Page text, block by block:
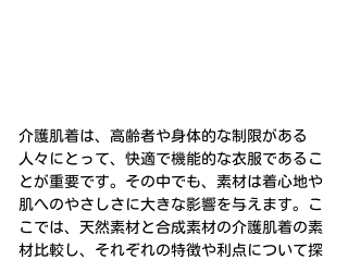
介護肌着は、高齢者や身体的な制限がある
人々にとって、快適で機能的な衣服であるこ
とが重要です。その中でも、素材は着心地や
肌へのやさしさに大きな影響を与えます。こ
こでは、天然素材と合成素材の介護肌着の素
材比較し、それぞれの特徴や利点について探